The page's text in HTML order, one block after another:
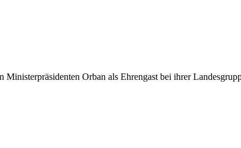
Ministerpräsidenten Orban als Ehrengast bei ihrer